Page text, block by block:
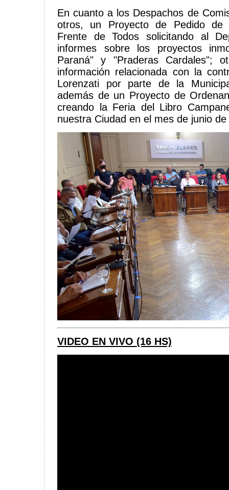
En cuanto a los Despachos de
otros, un Proyecto de Pedido de
Frente de Todos solicitando al
informes sobre los proyectos
Paraná" y "Praderas Cardales";
información relacionada con la
Lorenzati por parte de la
además de un Proyecto de
creando la Feria del Libro
nuestra Ciudad en el mes de junio
VIDEO EN VIVO (16 HS)